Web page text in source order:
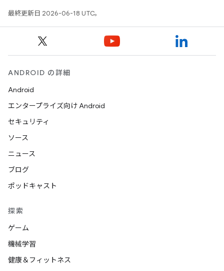
最終更新日 2026-06-18 UTC。
ANDROID の詳細
Android
エンタープライズ向け Android
セキュリティ
ソース
ニュース
ブログ
ポッドキャスト
探索
ゲーム
機械学習
健康＆フィットネス